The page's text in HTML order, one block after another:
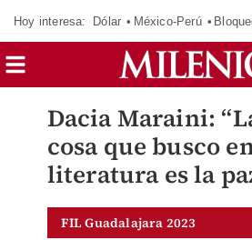
Hoy interesa: Dólar México-Perú
Dacia Maraini:
cosa que busco
literatura es la
FIL Guadalajara 2023